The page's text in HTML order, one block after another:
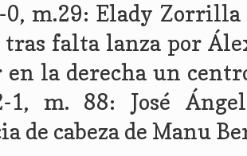
0, m.29: Elady
tras falta lanza por
la derecha un
1, m. 88: José
de cabeza de Manu